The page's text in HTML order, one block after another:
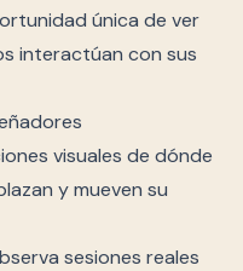
única de ver
interactúan con sus
visuales de dónde
y mueven su
sesiones reales